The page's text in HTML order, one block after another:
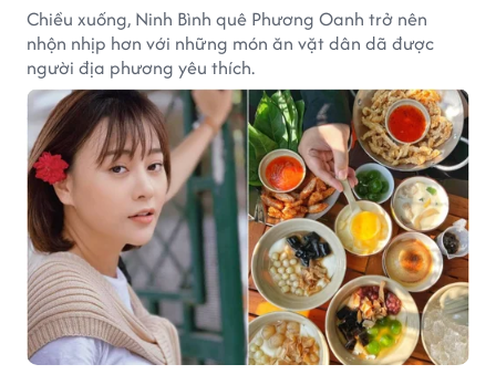
Chiều xuống, Ninh Bình quê Phương Oanh trở nên
nhộn nhịp hơn với những món ăn vặt dân dã được
người địa phương yêu thích.